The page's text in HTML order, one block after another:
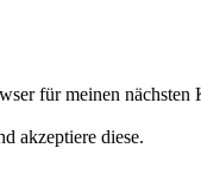
für meinen nächsten
akzeptiere diese.